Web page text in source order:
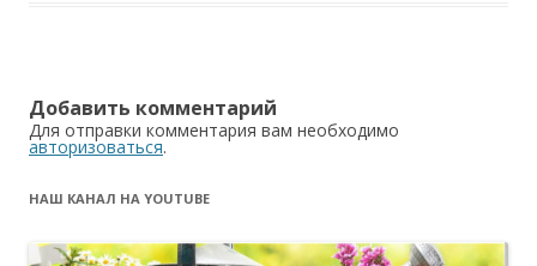
Добавить комментарий
Для отправки комментария вам необходимо
авторизоваться.
НАШ КАНАЛ НА YOUTUBE